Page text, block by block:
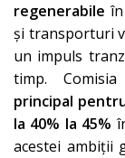
regenerabile
și transporturi
un impuls
timp.
principal
la 40% la 45%
acestei ambiții